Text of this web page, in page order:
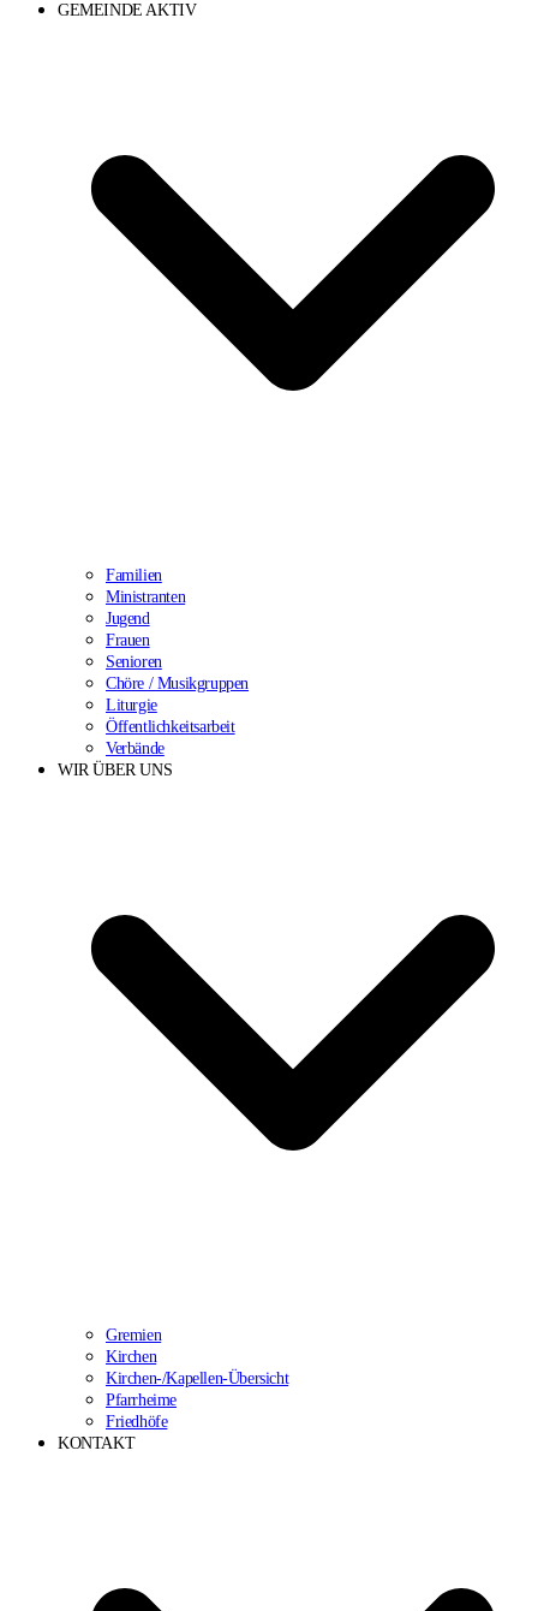
GEMEINDE AKTIV
Familien
Ministranten
Jugend
Frauen
Senioren
Chöre / Musikgruppen
Liturgie
Öffentlichkeitsarbeit
Verbände
WIR ÜBER UNS
Gremien
Kirchen
Kirchen-/Kapellen-Übersicht
Pfarrheime
Friedhöfe
KONTAKT